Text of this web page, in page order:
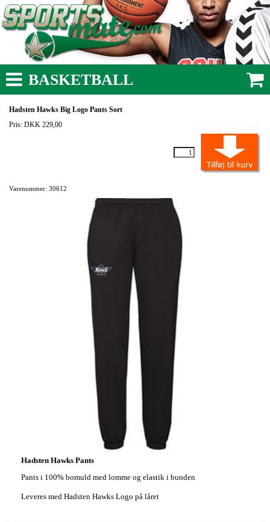
BASKETBALL
Hadsten Hawks Big Logo Pants Sort
Pris: DKK 229,00
Varenummer: 30612
Hadsten Hawks Pants
Pants i 100% bomuld med lomme og elastik i bunden
Leveres med Hadsten Hawks Logo på låret